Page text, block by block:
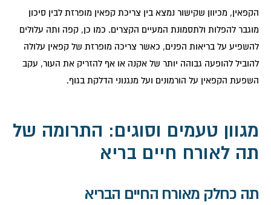
הקפאין, מכיוון שקישור נמצא בין צריכת קפאין מופרזת לבין סיכון
מוגבר להפלות ולתסמונת המעיים הקצרים. כמו כן, קפה ותה עלולים
להשפיע על בריאות הפנים, כאשר צריכה מופרזת של קפאין עלולה
להוביל להופעה גבוהה יותר של אקנה או אף להזריק את העור, עקב
השפעת הקפאין על הורמונים ועל מנגנוני הדלקת בגוף.
מגוון טעמים וסוגים: התרומה של
תה לאורח חיים בריא
תה כחלק מאורח החיים הבריא